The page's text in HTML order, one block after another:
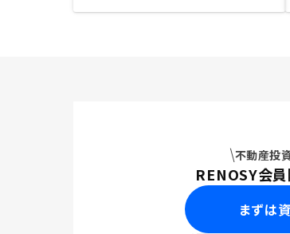
不動産投
RENOSY会員
まずは